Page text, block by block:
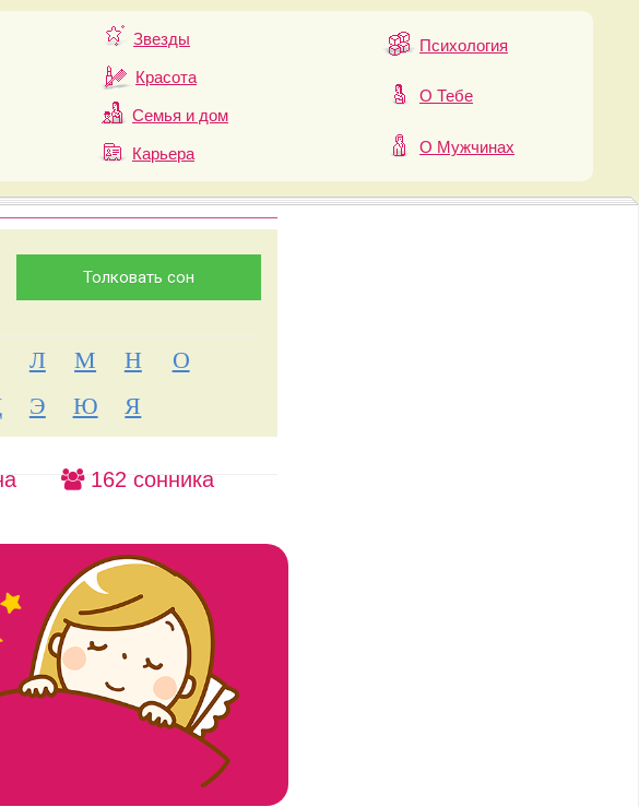
Звезды
Красота
Семья и дом
Карьера
Психология
О Тебе
О Мужчинах
Л М Н
О
Э Ю Я
162 сонника